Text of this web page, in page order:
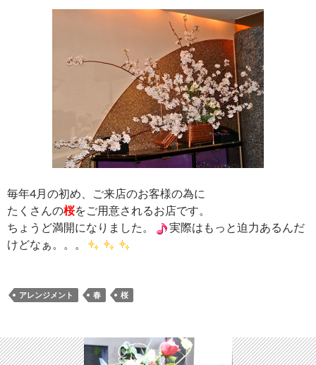
毎年4月の初め、ご来店のお客様の為に
たくさんの桜をご用意されるお店です。
ちょうど満開になりました。
実際はもっと迫力あるんだ
けどなぁ。。。
アレンジメント 春 桜